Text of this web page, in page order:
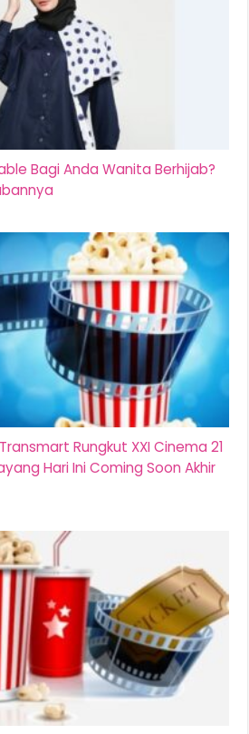
Bagi Anda Wanita Berhijab?
Rungkut XXI Cinema 21
Hari Ini Coming Soon Akhir